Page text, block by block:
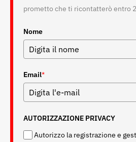
prometto che ti ricontatterò entro
Nome
Email*
AUTORIZZAZIONE PRIVACY
Autorizzo la registrazione e